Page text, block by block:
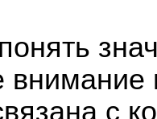
внимание
с